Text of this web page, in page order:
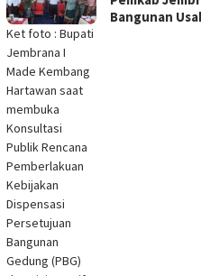
Ket foto : Bupati
Jembrana I
Made Kembang
Hartawan saat
membuka
Konsultasi
Publik Rencana
Pemberlakuan
Kebijakan
Dispensasi
Persetujuan
Bangunan
Gedung (PBG)
Bangunan